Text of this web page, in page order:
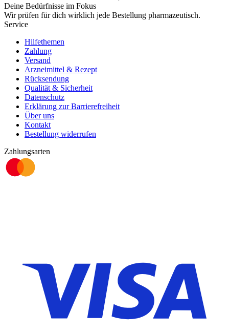
Deine Bedürfnisse im Fokus
Wir prüfen für dich wirklich jede Bestellung pharmazeutisch.
Service
Hilfethemen
Zahlung
Versand
Arzneimittel & Rezept
Rücksendung
Qualität & Sicherheit
Datenschutz
Erklärung zur Barrierefreiheit
Über uns
Kontakt
Bestellung widerrufen
Zahlungsarten